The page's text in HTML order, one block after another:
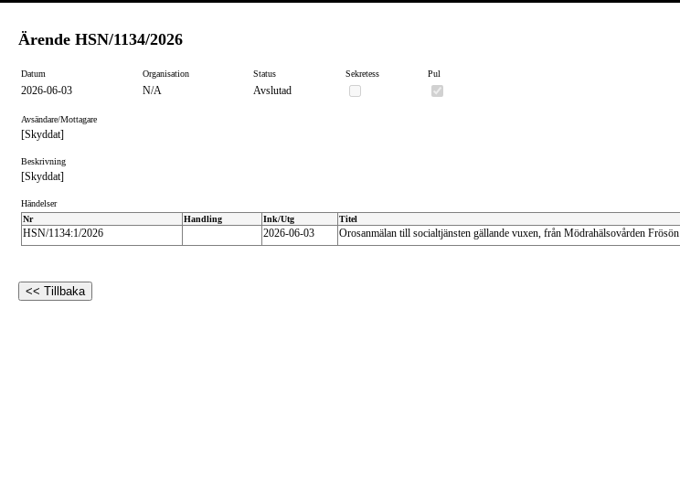
Ärende HSN/1134/2026
Datum Organisation Status Sekretess Pul
2026-06-03 N/A Avslutad
Avsändare/Mottagare
[Skyddat]
Beskrivning
[Skyddat]
Händelser
Nr
Handling Ink/Utg Titel
HSN/1134:1/2026 2026-06-03 Orosanmälan till socialtjänsten gällande vuxen, från Mödrahälsovården Frösön